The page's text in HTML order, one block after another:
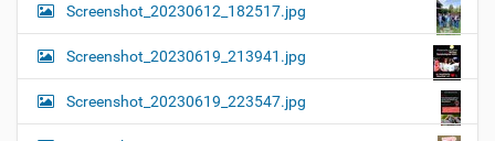
Screenshot_20230612_182517.jpg
Screenshot_20230619_213941.jpg
Screenshot_20230619_223547.jpg